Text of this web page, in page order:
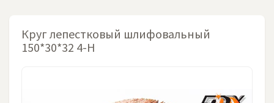
Круг лепестковый шлифовальный
150*30*32 4-Н